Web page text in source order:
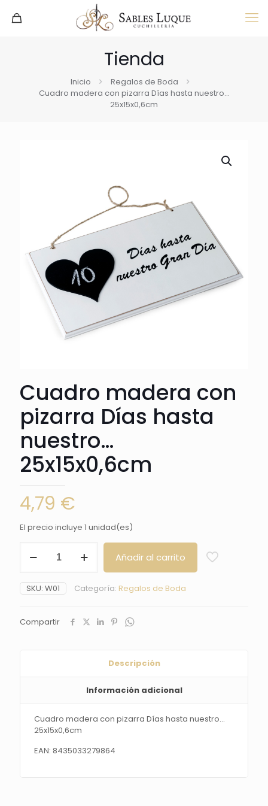
Tienda
Inicio
Regalos de Boda
Cuadro madera con pizarra Días hasta nuestro…
25x15x0,6cm
Cuadro madera con
pizarra Días hasta
nuestro…
25x15x0,6cm
4,79 €
El precio incluye 1 unidad(es)
madera
pizarra
Días
25x15x0,6cm
Añadir al carrito
SKU: W01 Categoría: Regalos de Boda
Compartir
Descripción
Información adicional
Cuadro madera con pizarra Días hasta nuestro…
25x15x0,6cm
EAN: 8435033279864